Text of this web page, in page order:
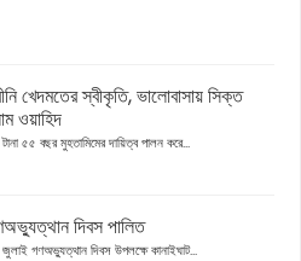
খেদমতের স্বীকৃতি, ভালোবাসায় সিক্ত
ওয়াহিদ
৫৫ বছর মুহতামিমের দায়িত্ব পালন করে...
দিবস পালিত
গণঅভ্যুত্থান দিবস উপলক্ষে কানাইঘাট...